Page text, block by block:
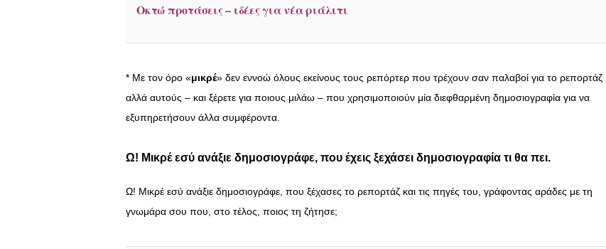
Οκτώ προτάσεις – ιδέες για νέα ριάλιτι
* Με τον όρο «μικρέ» δεν εννοώ όλους εκείνους τους ρεπόρτερ που τρέχουν σαν παλαβοί για το ρεπορτάζ
αλλά αυτούς – και ξέρετε για ποιους μιλάω – που χρησιμοποιούν μία διεφθαρμένη δημοσιογραφία για να
εξυπηρετήσουν άλλα συμφέροντα.
Ω! Μικρέ εσύ ανάξιε δημοσιογράφε, που έχεις ξεχάσει δημοσιογραφία τι θα πει.
Ω! Μικρέ εσύ ανάξιε δημοσιογράφε, που ξέχασες το ρεπορτάζ και τις πηγές του, γράφοντας αράδες με τη
γνωμάρα σου που, στο τέλος, ποιος τη ζήτησε;